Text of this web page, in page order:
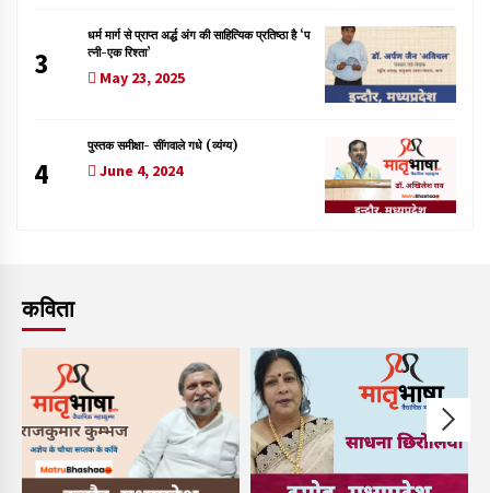
3
धर्म मार्ग से प्राप्त अर्द्ध अंग की साहित्यिक प्रतिष्ठा है ‘प
त्नी-एक रिश्ता’
May 23, 2025
4
पुस्तक समीक्षा- सींगवाले गधे (व्यंग्य)
June 4, 2024
कविता